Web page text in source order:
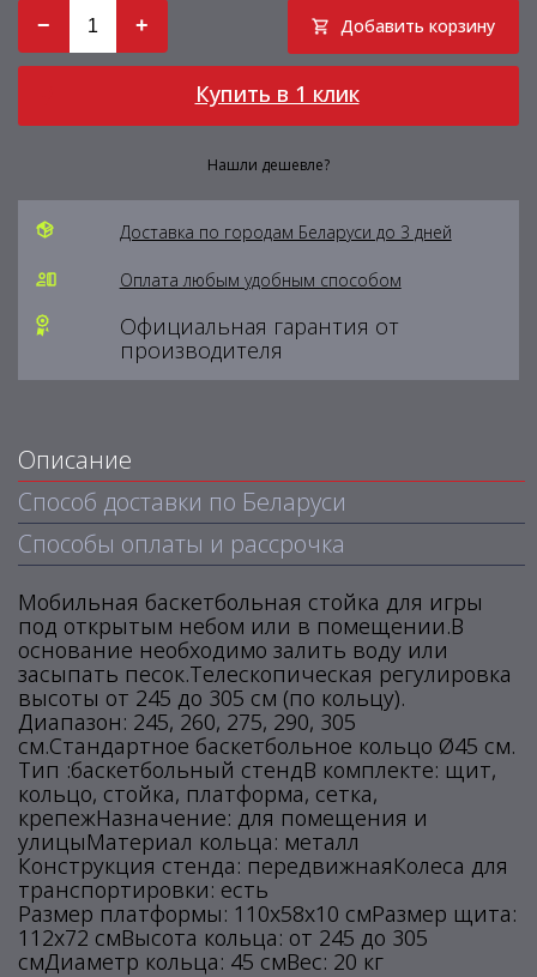
− + Добавить корзину
Купить в 1 клик
Нашли дешевле?
Доставка по городам Беларуси до 3 дней
Оплата любым удобным способом
Официальная гарантия от
производителя
Описание
Способ доставки по Беларуси
Способы оплаты и рассрочка
Мобильная баскетбольная стойка для игры
под открытым небом или в помещении.В
основание необходимо залить воду или
засыпать песок.Телескопическая регулировка
высоты от 245 до 305 см (по кольцу).
Диапазон: 245, 260, 275, 290, 305
см.Стандартное баскетбольное кольцо Ø45 см.
Тип :баскетбольный стендВ комплекте: щит,
кольцо, стойка, платформа, сетка,
крепежНазначение: для помещения и
улицыМатериал кольца: металл
Конструкция стенда: передвижнаяКолеса для
транспортировки: есть
Размер платформы: 110x58x10 смРазмер щита:
112x72 смВысота кольца: от 245 до 305
смДиаметр кольца: 45 смВес: 20 кг